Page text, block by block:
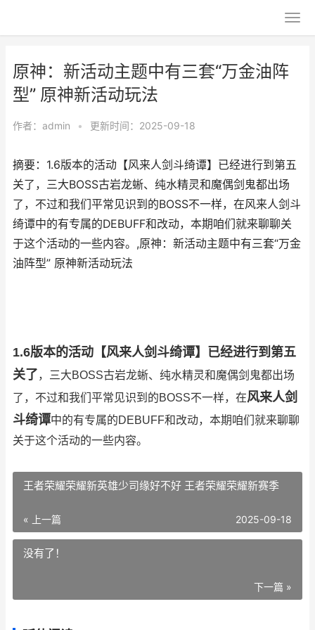
原神：新活动主题中有三套“万金油阵
型” 原神新活动玩法
作者： admin • 更新时间：2025-09-18
摘要：1.6版本的活动【风来人剑斗绮谭】已经进行到第五
关了，三大BOSS古岩龙蜥、纯水精灵和魔偶剑鬼都出场
了，不过和我们平常见识到的BOSS不一样，在风来人剑斗
绮谭中的有专属的DEBUFF和改动，本期咱们就来聊聊关
于这个活动的一些内容。,原神：新活动主题中有三套“万金
油阵型” 原神新活动玩法
1.6版本的活动【风来人剑斗绮谭】已经进行到第五
关了 ，三大BOSS古岩龙蜥、纯水精灵和魔偶剑鬼都出场
了，不过和我们平常见识到的BOSS不一样，在风来人剑
斗绮谭中的有专属的DEBUFF和改动，本期咱们就来聊聊
关于这个活动的一些内容。
王者荣耀荣耀新英雄少司缘好不好 王者荣耀荣耀新赛季
« 上一篇 2025-09-18
没有了！
下一篇 »